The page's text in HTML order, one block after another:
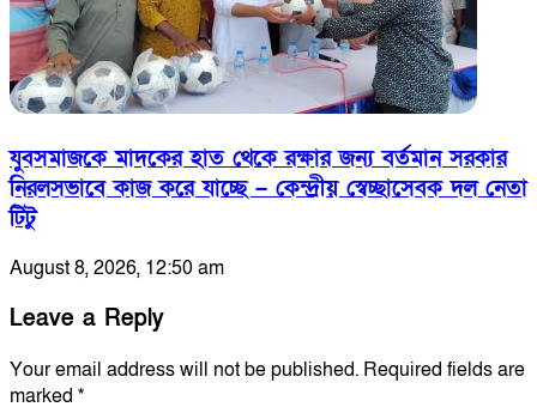
যুবসমাজকে মাদকের হাত থেকে রক্ষার জন্য বর্তমান সরকার
নিরলসভাবে কাজ করে যাচ্ছে – কেন্দ্রীয় স্বেচ্ছাসেবক দল নেতা
টিটু
August 8, 2026, 12:50 am
Leave a Reply
Your email address will not be published. Required fields are
marked *